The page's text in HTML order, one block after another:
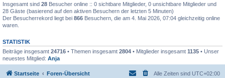
Insgesamt sind 28 Besucher online :: 0 sichtbare Mitglieder, 0 unsichtbare Mitglieder und
28 Gäste (basierend auf den aktiven Besuchern der letzten 5 Minuten)
Der Besucherrekord liegt bei 866 Besuchern, die am 4. Mai 2026, 07:04 gleichzeitig online
waren.
STATISTIK
Beiträge insgesamt 24716 • Themen insgesamt 2804 • Mitglieder insgesamt 1135 • Unser
neuestes Mitglied: Anja
Startseite Foren-Übersicht Alle Zeiten sind UTC+02:00